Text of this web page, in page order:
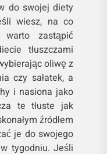
do swojej diety
wiesz, na co
zastąpić
tłuszczami
oliwę z
czy sałatek, a
i nasiona jako
te tłuste jak
źródłem
je do swojego
tygodniu. Jeśli